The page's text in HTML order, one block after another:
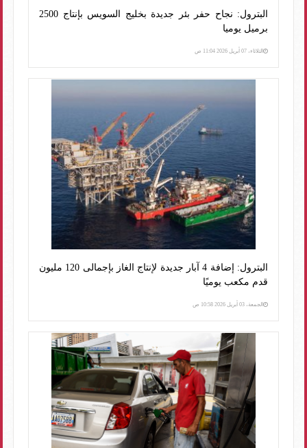
البترول: نجاح حفر بئر جديدة بخليج السويس بإنتاج 2500
برميل يوميا
الثلاثاء، 07 أبريل 2026 11:04 ص
البترول: إضافة 4 آبار جديدة لإنتاج الغاز بإجمالى 120 مليون
قدم مكعب يوميًا
الجمعة، 03 أبريل 2026 10:58 ص